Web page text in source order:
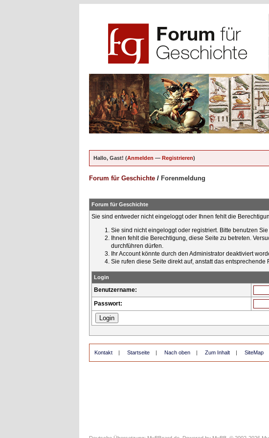
Hallo, Gast! (Anmelden — Registrieren)
Forum für Geschichte / Forenmeldung
Forum für Geschichte
Sie sind entweder nicht eingeloggt oder Ihnen fehlt die
Sie sind nicht eingeloggt oder registriert. Bitte benutzen
Ihnen fehlt die Berechtigung, diese Seite zu betreten.
durchführen dürfen.
Ihr Account könnte durch den Administrator deaktiviert
Sie rufen diese Seite direkt auf, anstatt das
Login
Benutzername:
Passwort:
Kontakt | Startseite | Nach oben | Zum Inhalt | SiteMap